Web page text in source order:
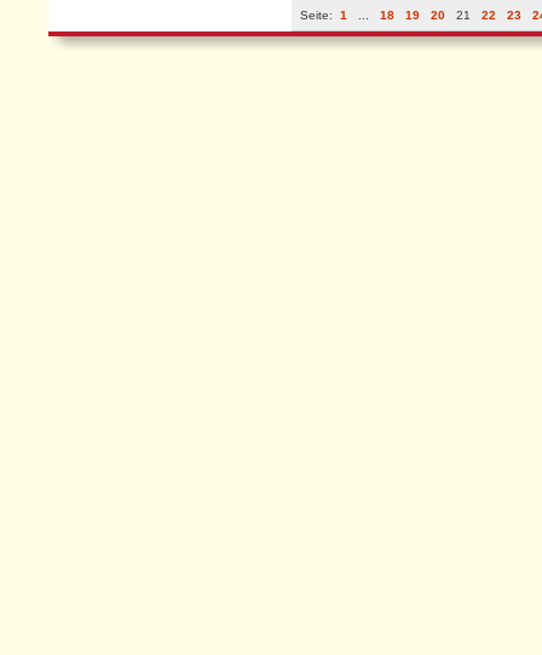
Seite: 1 18 19 20 21 22 23